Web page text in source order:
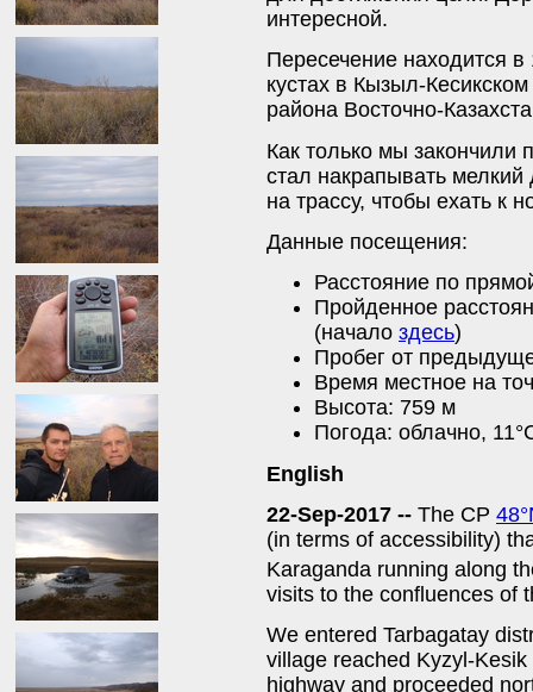
интересной.
Пересечение находится
кустах в Кызыл-Кесикском
района Восточно-
Как только мы закончили
стал накрапывать
на трассу, чтобы ехать к
Данные посещения:
Расстояние по
Пройденное
(начало здесь)
Пробег от
Время местное на
Высота: 759 м
Погода: облачно,
English
22-Sep-2017 -- The CP
(in terms of accessibility)
Karaganda running along
visits to the confluences of
We entered Tarbagatay
village reached Kyzyl-
highway and proceeded